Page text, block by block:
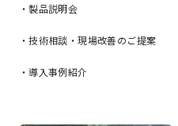
・製品説明会
・技術相談・現場改善のご提案
・導入事例紹介